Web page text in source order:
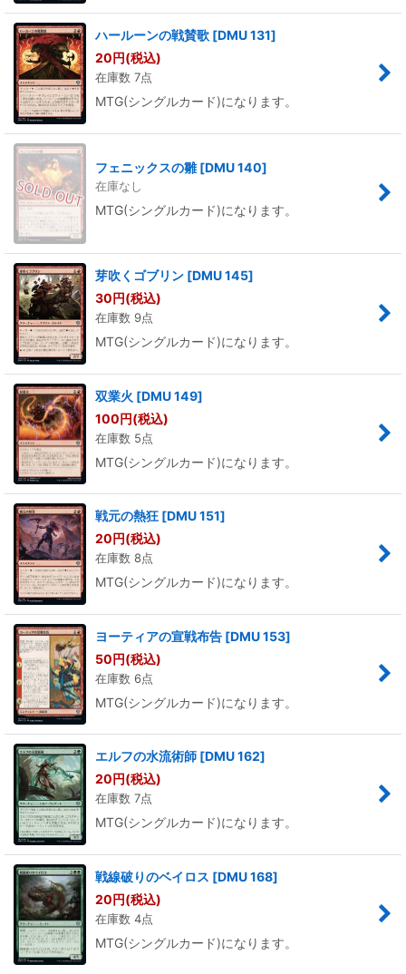
ハールーンの戦賛歌 [DMU 131]
20円(税込)
在庫数 7点
MTG(シングルカード)になります。
フェニックスの雛 [DMU 140]
在庫なし
MTG(シングルカード)になります。
芽吹くゴブリン [DMU 145]
30円(税込)
在庫数 9点
MTG(シングルカード)になります。
双業火 [DMU 149]
100円(税込)
在庫数 5点
MTG(シングルカード)になります。
戦元の熱狂 [DMU 151]
20円(税込)
在庫数 8点
MTG(シングルカード)になります。
ヨーティアの宣戦布告 [DMU 153]
50円(税込)
在庫数 6点
MTG(シングルカード)になります。
エルフの水流術師 [DMU 162]
20円(税込)
在庫数 7点
MTG(シングルカード)になります。
戦線破りのベイロス [DMU 168]
20円(税込)
在庫数 4点
MTG(シングルカード)になります。